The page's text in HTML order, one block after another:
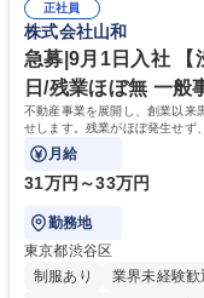
道路施設や道路工事現場
へ配属。※業務内容変更の範囲：会社
ープ】総合職（事務）◇
部門など多岐に渡る業務
事業の他、新宿駅西口広
イン」の管理運営を行う
います。 学歴・資格 学歴：大学院 大学 高専 短大 専修学校 高校 語学力：
資格：
正社員
株式会社山和
急募|9月1日入社 【
日/残業ほぼ無 一般
不動産事業を展開し、創業以来
せします。残業がほぼ発生せず
い方にお勧めの環境です！
月給
31万円～33万円
勤務地
東京都渋谷区
制服あり
業界未経験歓